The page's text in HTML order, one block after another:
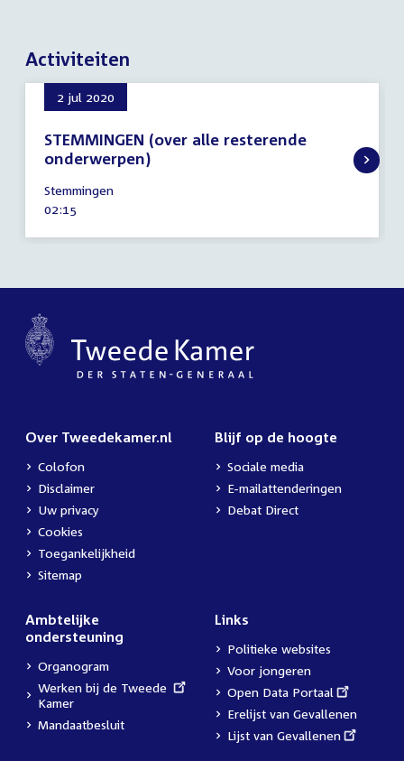
Activiteiten
2 jul 2020
STEMMINGEN (over alle resterende
onderwerpen)
juli
2020
Stemmingen
Tijd
02:15
Over Tweedekamer.nl
Colofon
Disclaimer
Uw privacy
Cookies
Toegankelijkheid
Sitemap
Blijf op de hoogte
Sociale media
E-mailattenderingen
Debat Direct
Ambtelijke
ondersteuning
Organogram
External
link:
Werken bij de Tweede
Kamer
Mandaatbesluit
Links
Politieke websites
Voor jongeren
External
link:
Open Data Portaal
Erelijst van Gevallenen
External
Lijst van Gevallenen